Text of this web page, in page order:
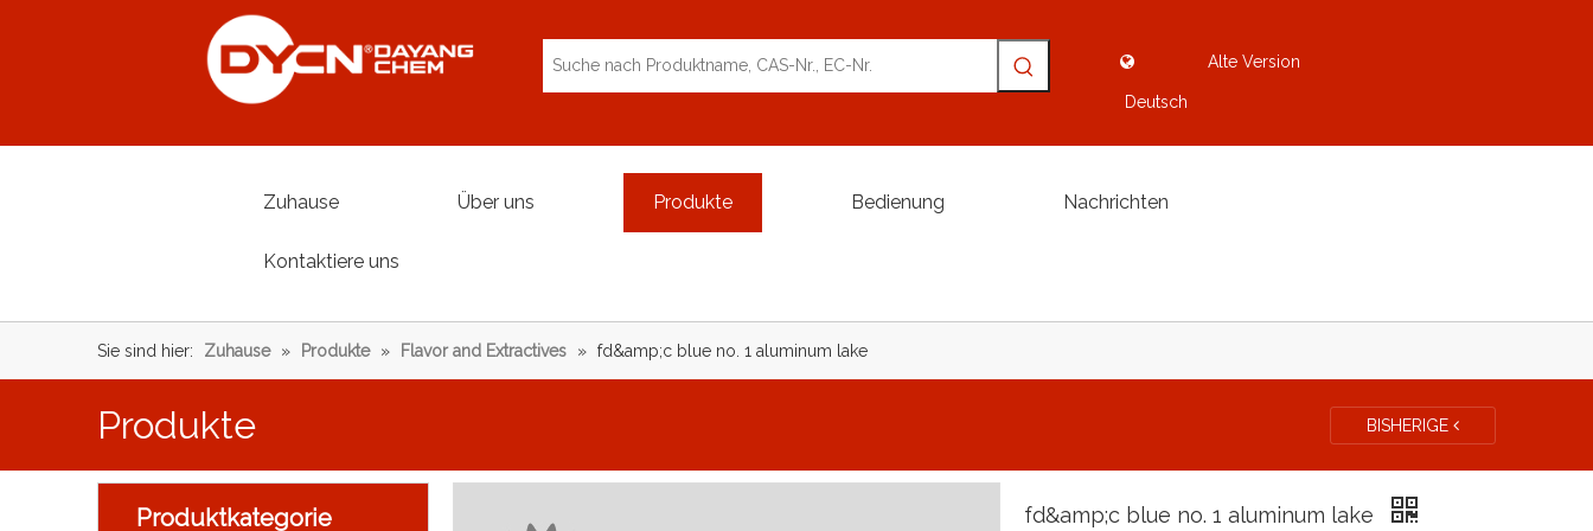
Deutsch
Alte Version
Zuhause Über uns Produkte Bedienung Nachrichten
Kontaktiere uns
Sie sind hier: Zuhause » Produkte » Flavor and Extractives » fd&amp;c blue no. 1 aluminum lake
Produkte BISHERIGE
Produktkategorie fd&amp;c blue no. 1 aluminum lake